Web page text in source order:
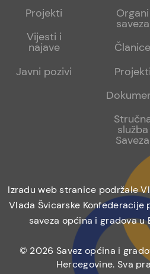
menu
Projekti
Vijesti i
najave
Javni pozivi
subOrgani
saveza
Članice
Projekti
služba
Saveza
Izradu web stranice podržale
Vlada Švicarske Konfederacije
saveza općina i gradova u
© 2026 Savez općina i
Hercegovine. Sva